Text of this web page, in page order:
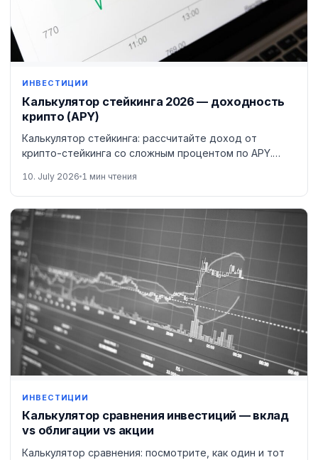
ИНВЕСТИЦИИ
Калькулятор стейкинга 2026 — доходность
крипто (APY)
Калькулятор стейкинга: рассчитайте доход от
крипто-стейкинга со сложным процентом по APY.
10. July 2026 1 мин чтения
ИНВЕСТИЦИИ
Калькулятор сравнения инвестиций — вклад
vs облигации vs акции
Калькулятор сравнения: посмотрите, как один и тот